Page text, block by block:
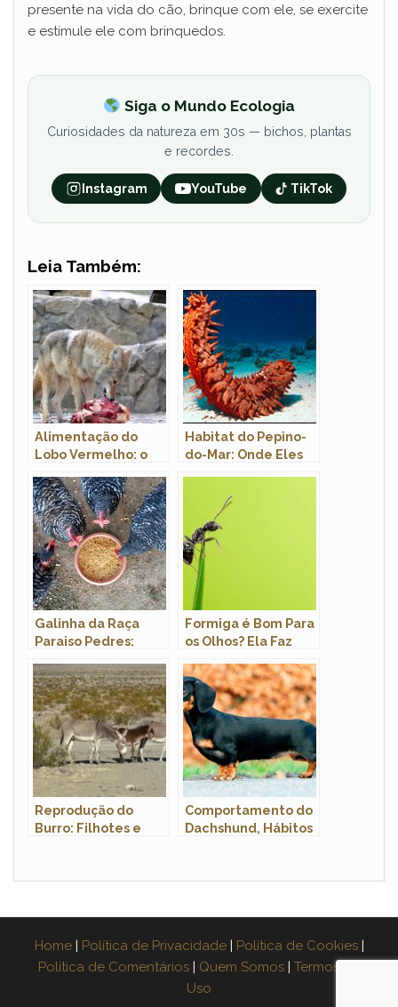
presente na vida do cão, brinque com ele, se exercite
e estimule ele com brinquedos.
Siga o Mundo Ecologia
Curiosidades da natureza em 30s — bichos, plantas
e recordes.
Instagram YouTube TikTok
Leia Também:
Alimentação do
Lobo Vermelho: o
Vermelho Come?
Habitat do Pepino-
do-Mar: Onde Eles
Galinha da Raça
Paraiso Pedres:
Ovos E Fotos
Formiga é Bom Para
os Olhos? Ela Faz
Reprodução do
Burro: Filhotes e
Comportamento do
Dachshund, Hábitos
Home | Política de Privacidade | Política de Cookies |
Política de Comentários | Quem Somos | Termos de
Uso